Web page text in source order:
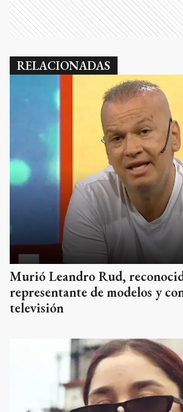
RELACIONADAS
Murió Leandro Rud,
representante de modelos y
televisión